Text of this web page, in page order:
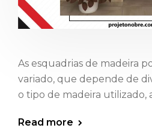
As esquadrias de madeira
variado, que depende de
o tipo de madeira utilizado,
Read more